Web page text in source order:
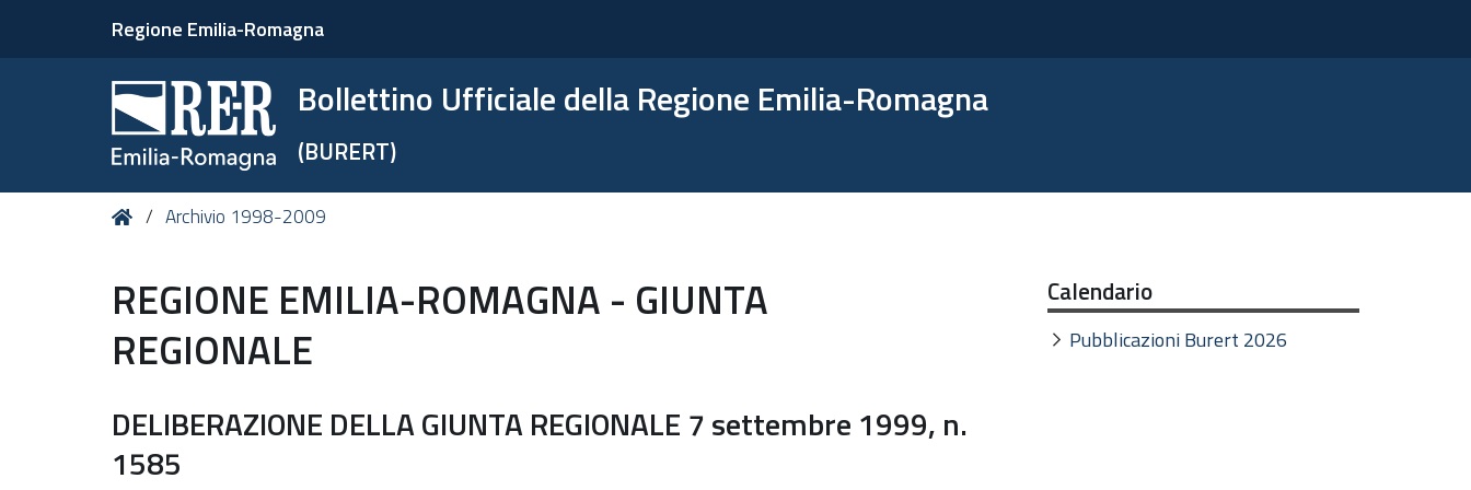
Regione Emilia-Romagna
Bollettino Ufficiale della Regione Emilia-Romagna
(BURERT)
Tu HomeArchivio 1998-2009
REGIONE EMILIA-ROMAGNA - GIUNTA
REGIONALE
DELIBERAZIONE DELLA GIUNTA REGIONALE 7 settembre 1999, n.
1585
Calendario
Pubblicazioni Burert 2026